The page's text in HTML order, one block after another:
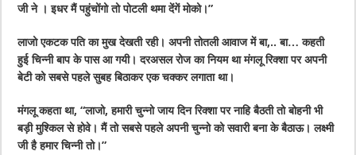
जी ने । इधर मैं पहुंचोंगो तो पोटली थमा देंगें मोको।”
लाजो एकटक पति का मुख देखती रही। अपनी तोतली आवाज में बा,.. बा… कहती
हुई चिन्नी बाप के पास आ गयी। दरअसल रोज का नियम था मंगलू रिक्शा पर अपनी
बेटी को सबसे पहले सुबह बिठाकर एक चक्कर लगाता था।
मंगलू कहता था, “लाजो, हमारी चुन्नो जाय दिन रिक्शा पर नाहि बैठती तो बोहनी भी
बड़ी मुश्किल से होवे। मैं तो सबसे पहले अपनी चुन्नो को सवारी बना के बैठाऊ। लक्ष्मी
जी है हमार चिन्नी तो।”